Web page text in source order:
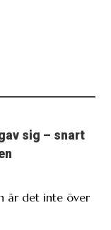
sig – snart
är det inte över